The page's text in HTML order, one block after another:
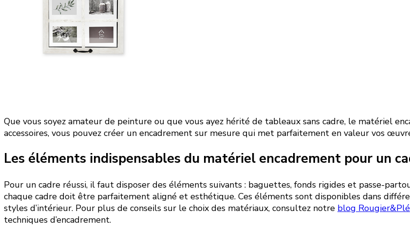
Que vous soyez amateur de peinture ou que vous ayez hérité de tableaux sans cadre, le matériel
accessoires, vous pouvez créer un encadrement sur mesure qui met parfaitement en valeur vos
Les éléments indispensables du matériel encadrement pour un
Pour un cadre réussi, il faut disposer des éléments suivants : baguettes, fonds rigides et passe-
chaque cadre doit être parfaitement aligné et esthétique. Ces éléments sont disponibles dans
styles d’intérieur. Pour plus de conseils sur le choix des matériaux, consultez notre blog Rougier&Plé
techniques d’encadrement.